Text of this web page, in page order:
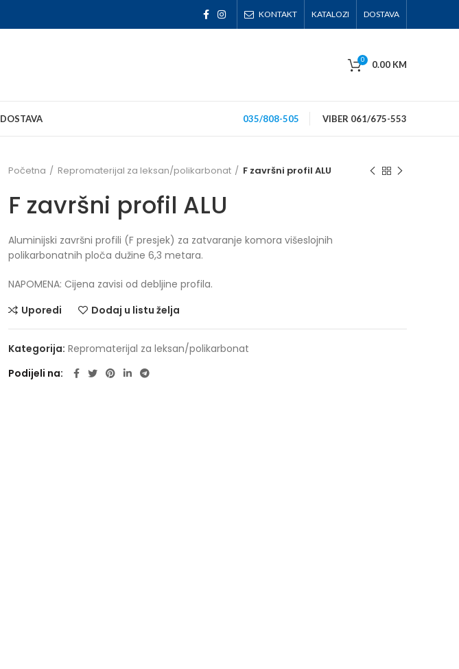
KONTAKT KATALOZI DOSTAVA
0 0.00 KM
DOSTAVA 035/808-505 VIBER 061/675-553
Početna Repromaterijal za leksan/polikarbonat F završni profil ALU
F završni profil ALU
Aluminijski završni profili (F presjek) za zatvaranje komora višeslojnih
polikarbonatnih ploča dužine 6,3 metara.
NAPOMENA: Cijena zavisi od debljine profila.
Uporedi
Dodaj u listu želja
Kategorija: Repromaterijal za leksan/polikarbonat
Podijeli na